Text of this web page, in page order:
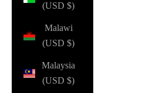
(USD $)
Malawi
(USD $)
Malaysia
(USD $)